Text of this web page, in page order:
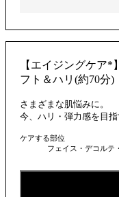
【エイジングケア*
フト＆ハリ(約70分)
さまざまな肌悩みに。
今、ハリ・弾力感を目指
ケアする部位
フェイス・デコルテ